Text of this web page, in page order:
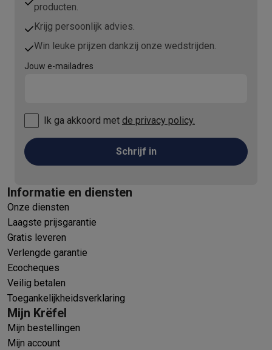
producten.
Krijg persoonlijk advies.
Win leuke prijzen dankzij onze wedstrijden.
Jouw e-mailadres
Ik ga akkoord met de privacy policy.
Schrijf in
Informatie en diensten
Onze diensten
Laagste prijsgarantie
Gratis leveren
Verlengde garantie
Ecocheques
Veilig betalen
Toegankelijkheidsverklaring
Mijn Krëfel
Mijn bestellingen
Mijn account